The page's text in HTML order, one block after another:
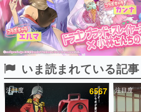
ピックアップ
電ファミのいま読まれている記事ランキン
いま読まれている記事
注目度 6567 注目度